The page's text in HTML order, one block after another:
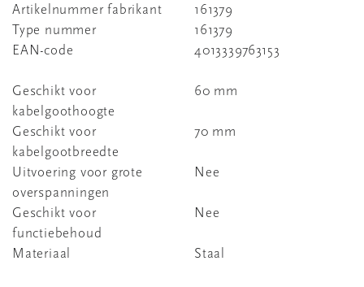
Artikelnummer fabrikant
161379
Type nummer
161379
EAN-code
4013339763153
Geschikt voor
kabelgoothoogte
60 mm
Geschikt voor
kabelgootbreedte
70 mm
Uitvoering voor grote
overspanningen
Nee
Geschikt voor
functiebehoud
Nee
Materiaal Staal